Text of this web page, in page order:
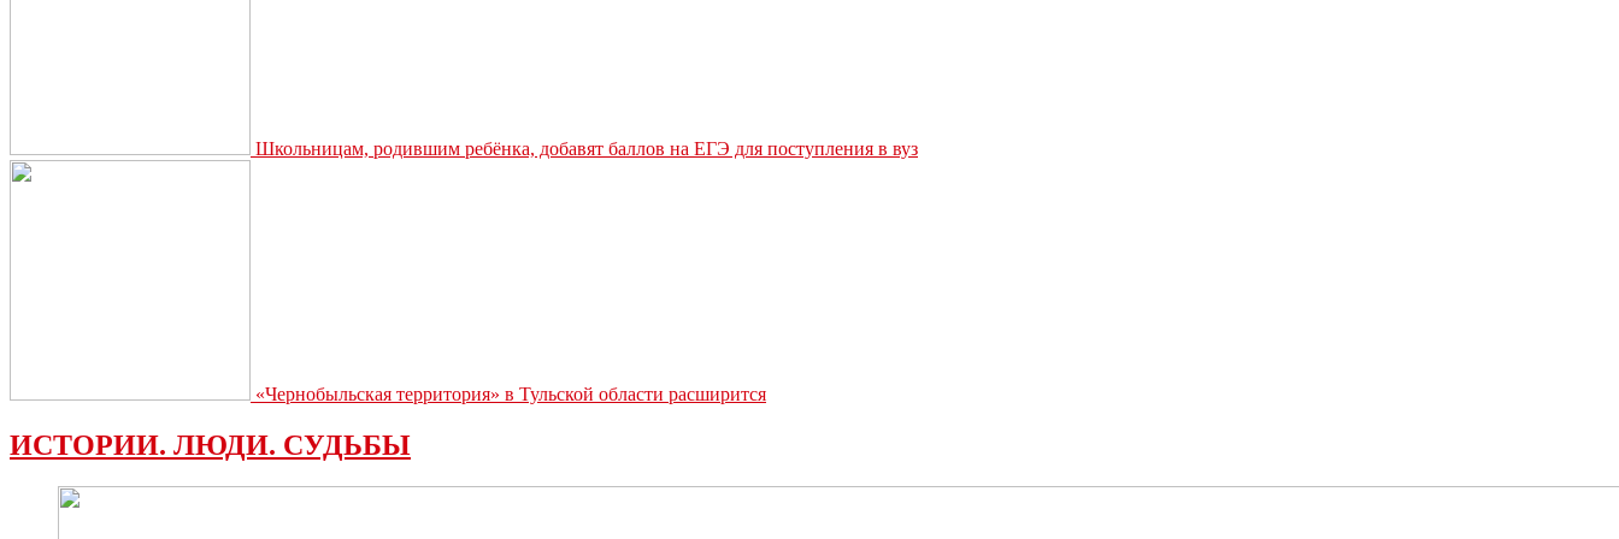
Школьницам, родившим ребёнка, добавят баллов на ЕГЭ для поступления в вуз
«Чернобыльская территория» в Тульской области расширится
ИСТОРИИ. ЛЮДИ. СУДЬБЫ